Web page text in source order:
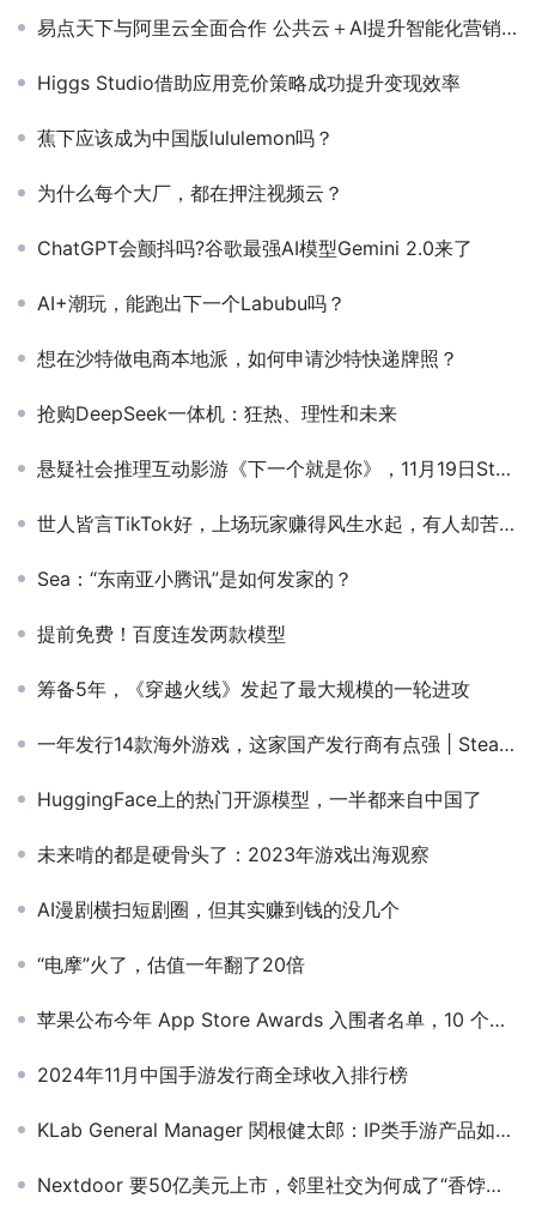
易点天下与阿里云全面合作 公共云＋AI提升智能化营销服务能力
Higgs Studio借助应用竞价策略成功提升变现效率
蕉下应该成为中国版lululemon吗？
为什么每个大厂，都在押注视频云？
ChatGPT会颤抖吗?谷歌最强AI模型Gemini 2.0来了
AI+潮玩，能跑出下一个Labubu吗？
想在沙特做电商本地派，如何申请沙特快递牌照？
抢购DeepSeek一体机：狂热、理性和未来
悬疑社会推理互动影游《下一个就是你》，11月19日Steam首发全球发行合作进行时！
世人皆言TikTok好，上场玩家赚得风生水起，有人却苦于流量变现难？
Sea：“东南亚小腾讯”是如何发家的？
提前免费！百度连发两款模型
筹备5年，《穿越火线》发起了最大规模的一轮进攻
一年发行14款海外游戏，这家国产发行商有点强 | Steam发行商问路指南
HuggingFace上的热门开源模型，一半都来自中国了
未来啃的都是硬骨头了：2023年游戏出海观察
AI漫剧横扫短剧圈，但其实赚到钱的没几个
“电摩”火了，估值一年翻了20倍
苹果公布今年 App Store Awards 入围者名单，10 个类别近 40 款 App 和游戏
2024年11月中国手游发行商全球收入排行榜
KLab General Manager 関根健太郎：IP类手游产品如何做好日韩及全球扩展
Nextdoor 要50亿美元上市，邻里社交为何成了“香饽饽”？